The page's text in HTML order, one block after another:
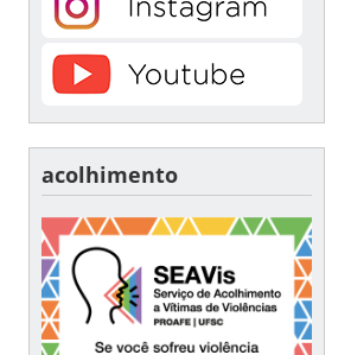
acolhimento